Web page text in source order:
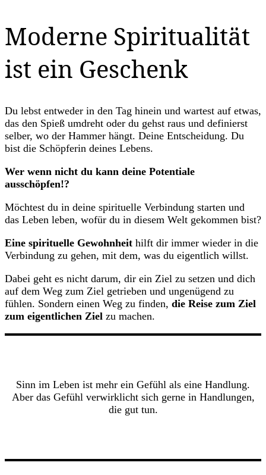
Moderne Spiritualität
ist ein Geschenk
Du lebst entweder in den Tag hinein und wartest auf etwas,
das den Spieß umdreht oder du gehst raus und definierst
selber, wo der Hammer hängt. Deine Entscheidung. Du
bist die Schöpferin deines Lebens.
Wer wenn nicht du kann deine Potentiale
ausschöpfen!?
Möchtest du in deine spirituelle Verbindung starten und
das Leben leben, wofür du in diesem Welt gekommen bist?
Eine spirituelle Gewohnheit hilft dir immer wieder in die
Verbindung zu gehen, mit dem, was du eigentlich willst.
Dabei geht es nicht darum, dir ein Ziel zu setzen und dich
auf dem Weg zum Ziel getrieben und ungenügend zu
fühlen. Sondern einen Weg zu finden, die Reise zum Ziel
zum eigentlichen Ziel zu machen.
Sinn im Leben ist mehr ein Gefühl als eine Handlung.
Aber das Gefühl verwirklicht sich gerne in Handlungen,
die gut tun.